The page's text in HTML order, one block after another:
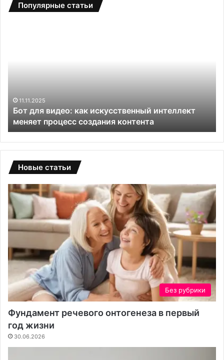
Популярные статьи
искусственный интеллект
контента
е
п
л
и
ц
з
п
о
и
а
р
б
о
а
т
Садовые теплицы
решение для
Новые статьи
Без рубрики
Фундамент речевого онтогенеза в первый
год жизни
30.06.2026